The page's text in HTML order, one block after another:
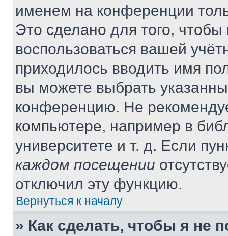
именем на конференции
Это сделано для того, чтобы
воспользоваться вашей
приходилось вводить имя
вы можете выбрать
конференцию. Не
компьютере, например в
университете и т. д. Если
каждом посещении
отключил эту функцию.
Вернуться к началу
» Как сделать, чтобы я не